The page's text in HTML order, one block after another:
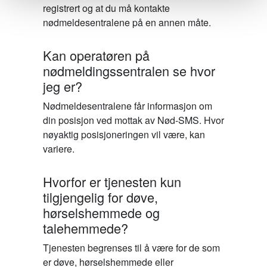
registrert og at du må kontakte
nødmeldesentralene på en annen måte.
Kan operatøren på
nødmeldingssentralen se hvor
jeg er?
Nødmeldesentralene får informasjon om
din posisjon ved mottak av Nød-SMS. Hvor
nøyaktig posisjoneringen vil være, kan
variere.
Hvorfor er tjenesten kun
tilgjengelig for døve,
hørselshemmede og
talehemmede?
Tjenesten begrenses til å være for de som
er døve, hørselshemmede eller